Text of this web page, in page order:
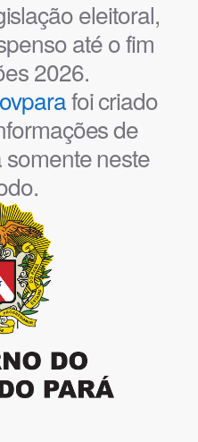
eleitoral,
até o fim
2026.
foi criado
de
neste